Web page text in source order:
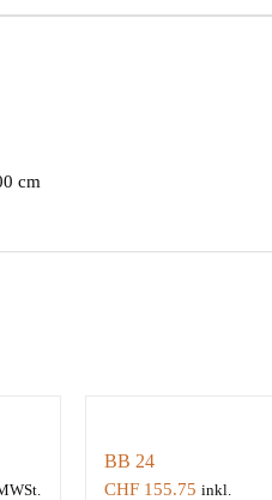
cm
BB 24
CHF155.75 inkl.